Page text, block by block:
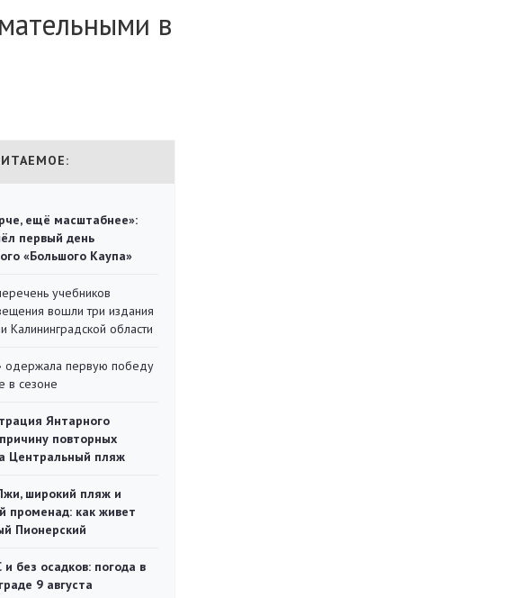
в
ещё масштабнее»:
первый день
«Большого Каупа»
учебников
вошли три издания
Калининградской области
одержала первую победу
в сезоне
Янтарного
повторных
Центральный пляж
широкий пляж и
променад: как живет
Пионерский
без осадков: погода в
9 августа